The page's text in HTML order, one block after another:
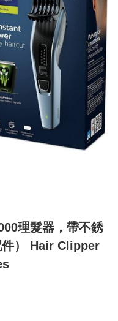
理髮器，帶不銹
件） Hair Clipper